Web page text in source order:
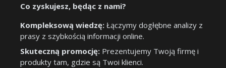
Co zyskujesz, będąc z nami?
Kompleksową wiedzę: Łączymy dogłębne analizy z
prasy z szybkością informacji online.
Skuteczną promocję: Prezentujemy Twoją firmę i
produkty tam, gdzie są Twoi klienci.